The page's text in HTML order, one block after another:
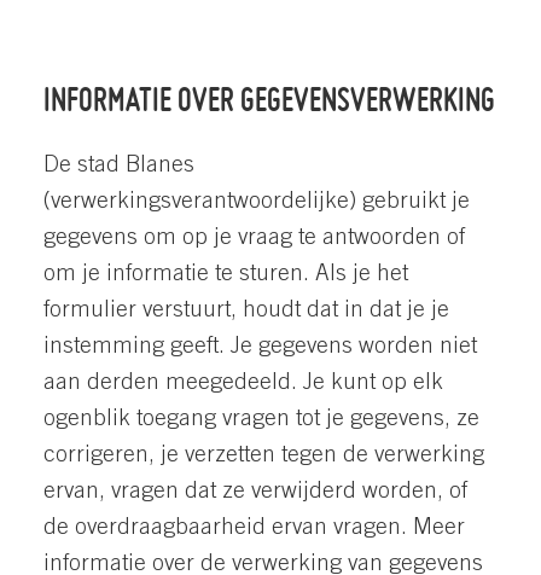
INFORMATIE OVER GEGEVENSVERWERKING
De stad Blanes
(verwerkingsverantwoordelijke) gebruikt je
gegevens om op je vraag te antwoorden of
om je informatie te sturen. Als je het
formulier verstuurt, houdt dat in dat je je
instemming geeft. Je gegevens worden niet
aan derden meegedeeld. Je kunt op elk
ogenblik toegang vragen tot je gegevens, ze
corrigeren, je verzetten tegen de verwerking
ervan, vragen dat ze verwijderd worden, of
de overdraagbaarheid ervan vragen. Meer
informatie over de verwerking van gegevens